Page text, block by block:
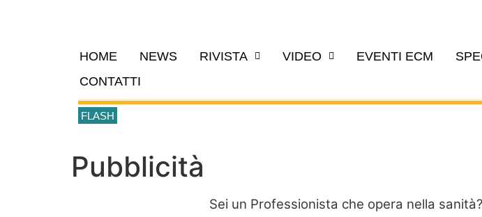
HOME NEWS RIVISTA VIDEO EVENTI ECM
CONTATTI
FLASH
Pubblicità
Sei un Professionista che opera nella